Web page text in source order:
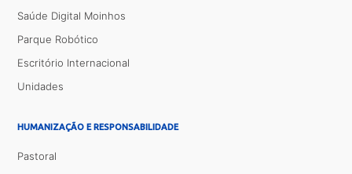
Saúde Digital Moinhos
Parque Robótico
Escritório Internacional
Unidades
HUMANIZAÇÃO E RESPONSABILIDADE
Pastoral